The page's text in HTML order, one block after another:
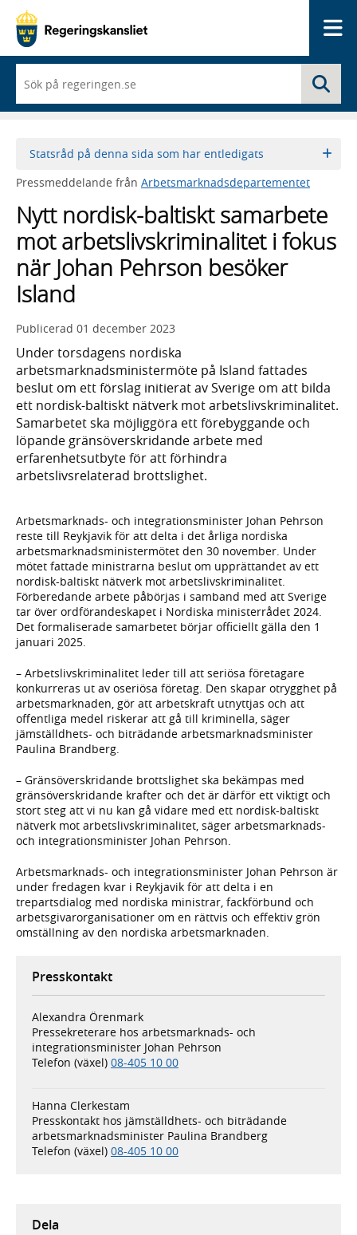
du
börjar
skriva
framträder
lista
med
sökförslag
Statsråd på denna sida som har entledigats
Pressmeddelande från Arbetsmarknadsdepartementet
Nytt nordisk-baltiskt samarbete
mot arbetslivskriminalitet i fokus
när Johan Pehrson besöker
Island
Publicerad 01 december 2023
Under torsdagens nordiska
arbetsmarknadsministermöte på Island fattades
beslut om ett förslag initierat av Sverige om att bilda
ett nordisk-baltiskt nätverk mot arbetslivskriminalitet.
Samarbetet ska möjliggöra ett förebyggande och
löpande gränsöverskridande arbete med
erfarenhetsutbyte för att förhindra
arbetslivsrelaterad brottslighet.
Arbetsmarknads- och integrationsminister Johan Pehrson
reste till Reykjavik för att delta i det årliga nordiska
arbetsmarknadsministermötet den 30 november. Under
mötet fattade ministrarna beslut om upprättandet av ett
nordisk-baltiskt nätverk mot arbetslivskriminalitet.
Förberedande arbete påbörjas i samband med att Sverige
tar över ordförandeskapet i Nordiska ministerrådet 2024.
Det formaliserade samarbetet börjar officiellt gälla den 1
januari 2025.
– Arbetslivskriminalitet leder till att seriösa företagare
konkurreras ut av oseriösa företag. Den skapar otrygghet på
arbetsmarknaden, gör att arbetskraft utnyttjas och att
offentliga medel riskerar att gå till kriminella, säger
jämställdhets- och biträdande arbetsmarknadsminister
Paulina Brandberg.
– Gränsöverskridande brottslighet ska bekämpas med
gränsöverskridande krafter och det är därför ett viktigt och
stort steg att vi nu kan gå vidare med ett nordisk-baltiskt
nätverk mot arbetslivskriminalitet, säger arbetsmarknads-
och integrationsminister Johan Pehrson.
Arbetsmarknads- och integrationsminister Johan Pehrson är
under fredagen kvar i Reykjavik för att delta i en
trepartsdialog med nordiska ministrar, fackförbund och
arbetsgivarorganisationer om en rättvis och effektiv grön
omställning av den nordiska arbetsmarknaden.
Presskontakt
Alexandra Örenmark
Pressekreterare hos arbetsmarknads- och
integrationsminister Johan Pehrson
Telefon (växel) 08-405 10 00
Hanna Clerkestam
Presskontakt hos jämställdhets- och biträdande
arbetsmarknadsminister Paulina Brandberg
Telefon (växel) 08-405 10 00
Dela